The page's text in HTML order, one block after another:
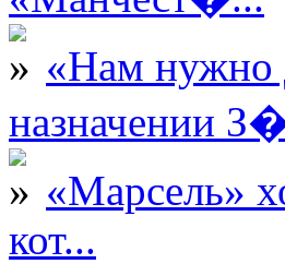
«Нам нужно
назначении
«Марсель»
кот...